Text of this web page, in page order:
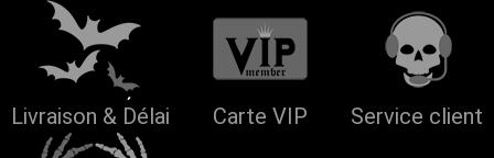
Livraison & Délai Carte VIP Service client